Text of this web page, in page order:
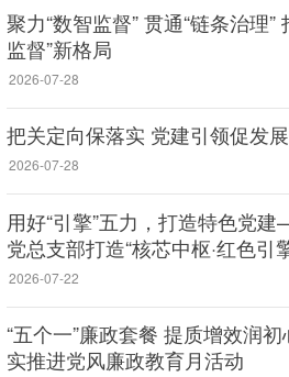
聚力“数智监督” 贯通“链条治理
监督”新格局
2026-07-28
把关定向保落实 党建引领促发展
2026-07-28
用好“引擎”五力，打造特色党
党总支部打造“核芯中枢·红色引
2026-07-22
“五个一”廉政套餐 提质增效润
实推进党风廉政教育月活动